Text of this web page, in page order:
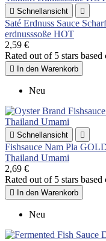
 Schnellansicht 
Saté Erdnuss Sauce
erdnusssoße HOT
2,59 €
Rated out of 5 stars based
 In den Warenkorb
Neu
 Schnellansicht 
Fishsauce Nam Pla
Thailand Umami
2,69 €
Rated out of 5 stars based
 In den Warenkorb
Neu